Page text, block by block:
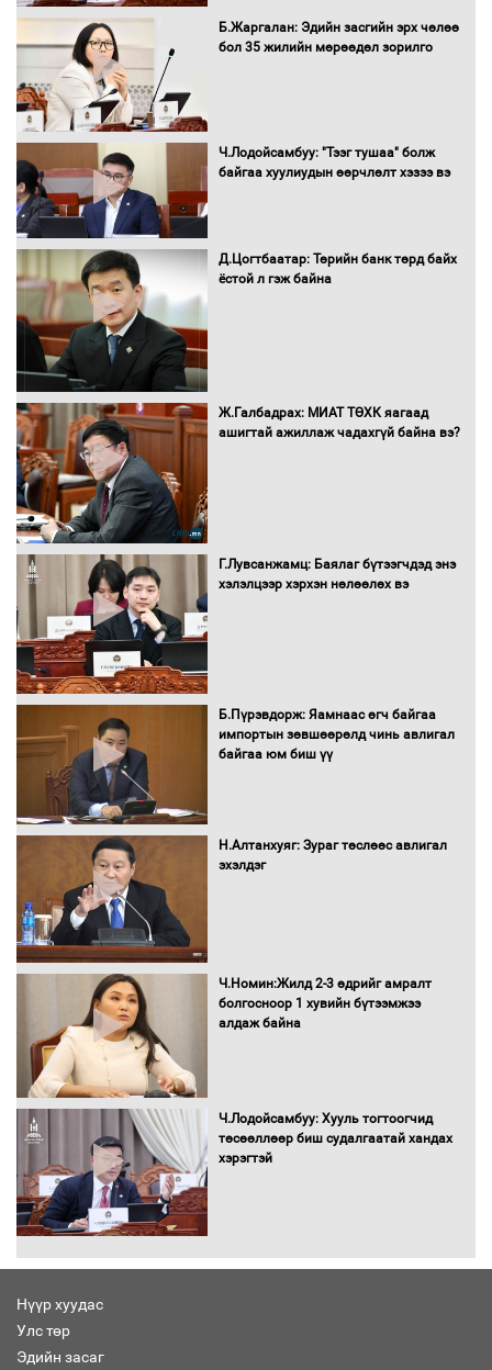
Нөөцийн махны худалдаа,
борлуулалтыг нээлттэй ил тод
Монгол Улс “COP17”-д “Тал хээрийн
төлөвлөгөө”-гөө танилцуулна
16 төрлийн эмийг нэг эх үүсвэрээс
Бүх шатанд хэмнэлтийн горимд
шилжиж, найр наадам, зөвлөгөөн,
орчныг бүрдүүллээ
баримт
Б.Жаргалан: Эдийн засгийн эрх чөлөө
бол 35 жилийн мөрөөдөл зорилго
Ч.Лодойсамбуу: "Тээг тушаа" болж
байгаа хуулиудын өөрчлөлт хэзээ вэ
Д.Цогтбаатар: Төрийн банк төрд байх
ёстой л гэж байна
Ж.Галбадрах: МИАТ ТӨХК яагаад
ашигтай ажиллаж чадахгүй байна вэ?
Г.Лувсанжамц: Баялаг бүтээгчдэд энэ
хэлэлцээр хэрхэн нөлөөлөх вэ
Б.Пүрэвдорж: Яамнаас өгч байгаа
импортын зөвшөөрөлд чинь авлигал
байгаа юм биш үү
Н.Алтанхуяг: Зураг төслөөс авлигал
эхэлдэг
Ч.Номин:Жилд 2-3 өдрийг амралт
болгосноор 1 хувийн бүтээмжээ
алдаж байна
Ч.Лодойсамбуу: Хууль тогтоогчид
төсөөллөөр биш судалгаатай хандах
хэрэгтэй
Нүүр хуудас
Улс төр
Эдийн засаг